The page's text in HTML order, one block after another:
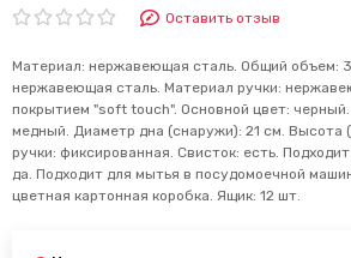
Оставить отзыв
Материал: нержавеющая сталь. Общий объем:
нержавеющая сталь. Материал ручки:
покрытием "soft touch". Основной цвет:
медный. Диаметр дна (снаружи): 21 см. Высота
ручки: фиксированная. Свисток: есть.
да. Подходит для мытья в посудомоечной
цветная картонная коробка. Ящик: 12 шт.